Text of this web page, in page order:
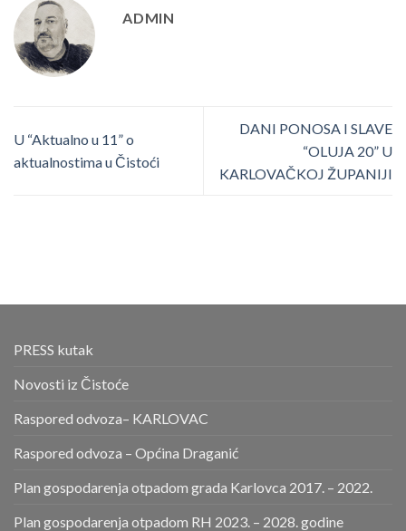
ADMIN
U “Aktualno u 11” o
aktualnostima u Čistoći
DANI PONOSA I SLAVE
“OLUJA 20” U
KARLOVAČKOJ ŽUPANIJI
PRESS kutak
Novosti iz Čistoće
Raspored odvoza– KARLOVAC
Raspored odvoza – Općina Draganić
Plan gospodarenja otpadom grada Karlovca 2017. – 2022.
Plan gospodarenja otpadom RH 2023. – 2028. godine